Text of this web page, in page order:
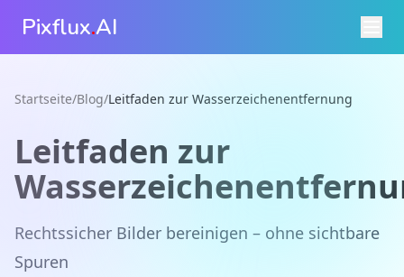
Pixflux.AI
Startseite/Blog/Leitfaden zur Wasserzeichenentfernung
Leitfaden zur
Rechtssicher Bilder bereinigen – ohne sichtbare
Spuren